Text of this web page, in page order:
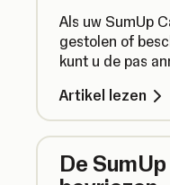
Als uw SumUp
gestolen of
kunt u de pas
Artikel lezen
De